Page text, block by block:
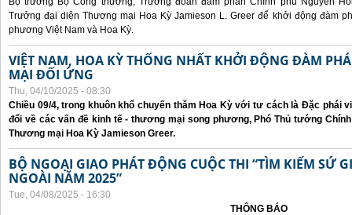
Trưởng đại diện Thương mại Hoa Kỳ Jamieson L. Greer để khởi động đàm
phương Việt Nam và Hoa Kỳ.
VIỆT NAM, HOA KỲ THỐNG NHẤT KHỞI ĐỘNG ĐÀM
MẠI ĐỐI ỨNG
Thu, 04/10/2025 - 08:30
Chiều 09/4, trong khuôn khổ chuyến thăm Hoa Kỳ với tư cách là Đặc phái
đổi về các vấn đề kinh tế - thương mại song phương, Phó Thủ tướng
Thương mại Hoa Kỳ Jamieson Greer.
BỘ NGOẠI GIAO PHÁT ĐỘNG CUỘC THI “TÌM KIẾM SỨ
NGOÀI NĂM 2025”
Tue, 04/08/2025 - 16:30
THÔNG BÁO